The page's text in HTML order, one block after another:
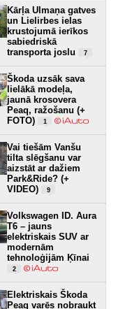
Kārļa Ulmaņa gatves
un Lielirbes ielas
krustojumā ierīkos
sabiedriskā
transporta joslu
7
Škoda uzsāk sava
lielākā modeļa,
jaunā krosovera
Peaq, ražošanu (+
FOTO)
1
Vai tiešām Vanšu
tilta slēgšanu var
aizstāt ar dažiem
Park&Ride? (+
VIDEO)
9
Volkswagen ID. Aura
T6 – jauns
elektriskais SUV ar
modernām
tehnoloģijām Ķīnai
2
Elektriskais Škoda
Peaq varēs nobraukt